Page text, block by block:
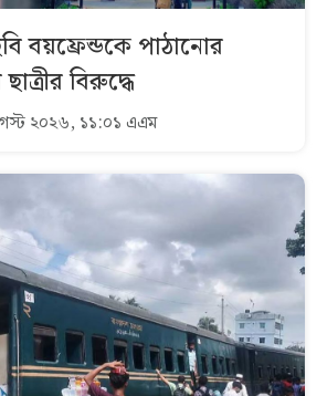
বয়ফ্রেন্ডকে পাঠানোর
বিরুদ্ধে
২০২৬, ১১:০১ এএম